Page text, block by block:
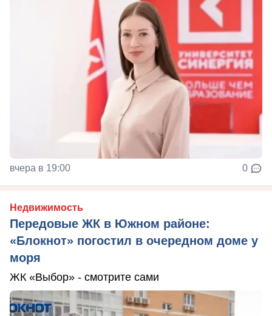
вчера в 19:00 0
Недвижимость
Передовые ЖК в Южном районе:
«Блокнот» погостил в очередном доме у
моря
ЖК «Выбор» - смотрите сами